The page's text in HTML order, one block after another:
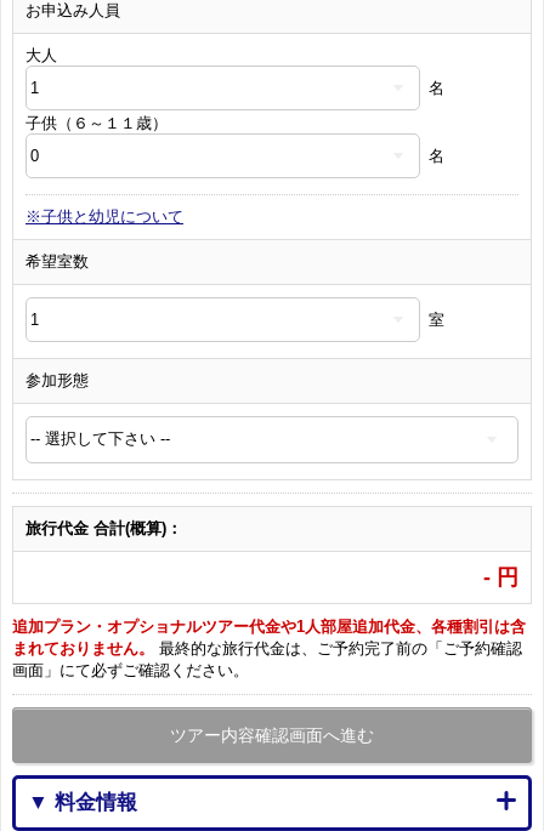
お申込み人員
大人
名
子供（６～１１歳）
名
※子供と幼児について
希望室数
室
参加形態
旅行代金 合計(概算)：
- 円
追加プラン・オプショナルツアー代金や1人部屋追加代金、各種割引は含
まれておりません。
最終的な旅行代金は、ご予約完了前の「ご予約確認
画面」にて必ずご確認ください。
ツアー内容確認画面へ進む
▼ 料金情報